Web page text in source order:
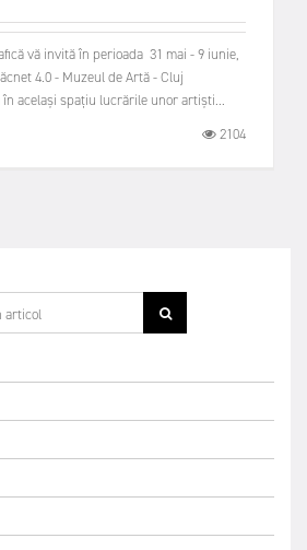
vă invită în perioada 31 mai - 9 iunie,
4.0 - Muzeul de Artă - Cluj
în același spațiu lucrările unor artiști...
2104